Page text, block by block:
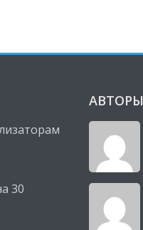
30
АВТОРЫ